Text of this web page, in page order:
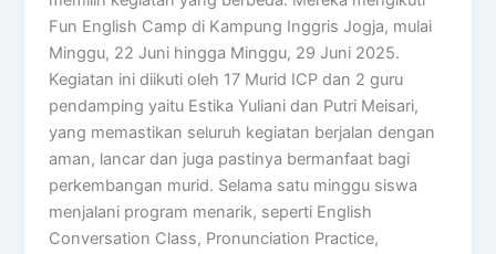
Fun English Camp di Kampung Inggris Jogja, mulai
Minggu, 22 Juni hingga Minggu, 29 Juni 2025.
Kegiatan ini diikuti oleh 17 Murid ICP dan 2 guru
pendamping yaitu Estika Yuliani dan Putri Meisari,
yang memastikan seluruh kegiatan berjalan dengan
aman, lancar dan juga pastinya bermanfaat bagi
perkembangan murid. Selama satu minggu siswa
menjalani program menarik, seperti English
Conversation Class, Pronunciation Practice,